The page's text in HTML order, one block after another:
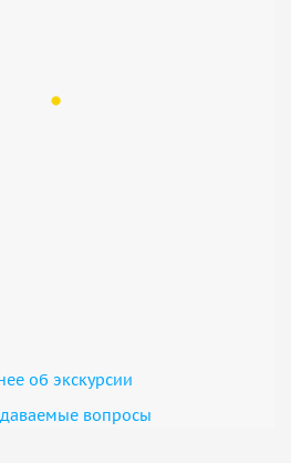
об экскурсии
вопросы